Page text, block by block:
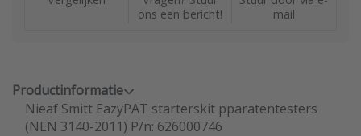
ons een bericht!
mail
Productinformatie
Nieaf Smitt EazyPAT starterskit pparatentesters
(NEN 3140-2011) P/n: 626000746